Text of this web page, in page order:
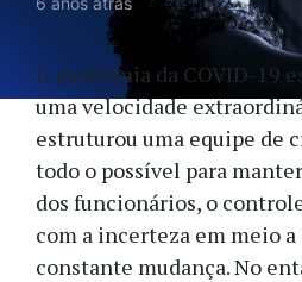
A pandemia da COVID-19
uma velocidade
estruturou uma equipe de
todo o possível para
dos funcionários, o
com a incerteza em meio
constante mudança. No